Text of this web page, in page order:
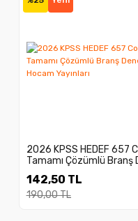
2026 KPSS HEDEF 657
Tamamı Çözümlü Branş
142,50 TL
190,00 TL